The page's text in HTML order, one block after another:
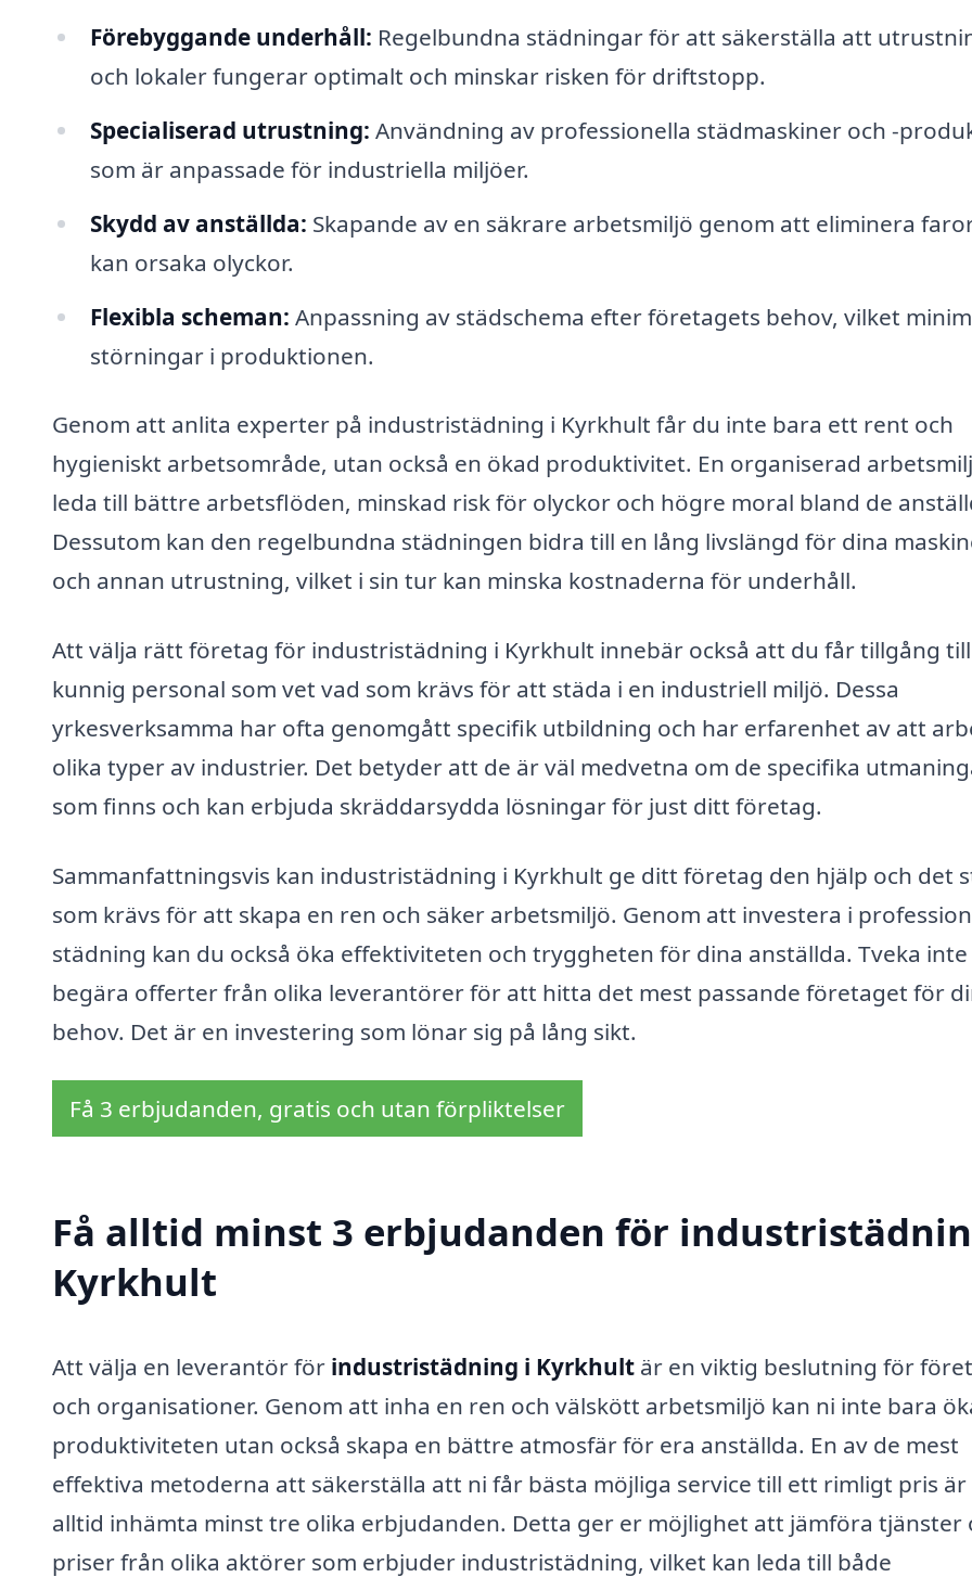
Förebyggande underhåll: Regelbundna städningar för att säkerställa att
och lokaler fungerar optimalt och minskar risken för driftstopp.
Specialiserad utrustning: Användning av professionella städmaskiner och -
som är anpassade för industriella miljöer.
Skydd av anställda: Skapande av en säkrare arbetsmiljö genom att eliminera
kan orsaka olyckor.
Flexibla scheman: Anpassning av städschema efter företagets behov, vilket
störningar i produktionen.
Genom att anlita experter på industristädning i Kyrkhult får du inte bara ett rent och
hygieniskt arbetsområde, utan också en ökad produktivitet. En organiserad
leda till bättre arbetsflöden, minskad risk för olyckor och högre moral bland de
Dessutom kan den regelbundna städningen bidra till en lång livslängd för dina
och annan utrustning, vilket i sin tur kan minska kostnaderna för underhåll.
Att välja rätt företag för industristädning i Kyrkhult innebär också att du får tillgång till
kunnig personal som vet vad som krävs för att städa i en industriell miljö. Dessa
yrkesverksamma har ofta genomgått specifik utbildning och har erfarenhet av att
olika typer av industrier. Det betyder att de är väl medvetna om de specifika
som finns och kan erbjuda skräddarsydda lösningar för just ditt företag.
Sammanfattningsvis kan industristädning i Kyrkhult ge ditt företag den hjälp och det
som krävs för att skapa en ren och säker arbetsmiljö. Genom att investera i
städning kan du också öka effektiviteten och tryggheten för dina anställda. Tveka
begära offerter från olika leverantörer för att hitta det mest passande företaget för
behov. Det är en investering som lönar sig på lång sikt.
Få 3 erbjudanden, gratis och utan förpliktelser
Få alltid minst 3 erbjudanden för
Kyrkhult
Att välja en leverantör för industristädning i Kyrkhult är en viktig beslutning för
och organisationer. Genom att inha en ren och välskött arbetsmiljö kan ni inte bara
produktiviteten utan också skapa en bättre atmosfär för era anställda. En av de mest
effektiva metoderna att säkerställa att ni får bästa möjliga service till ett rimligt pris
alltid inhämta minst tre olika erbjudanden. Detta ger er möjlighet att jämföra tjänster
priser från olika aktörer som erbjuder industristädning, vilket kan leda till både